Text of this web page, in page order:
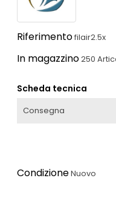
Riferimentofilair2.5x
In magazzino250
Scheda tecnica
Consegna
CondizioneNuovo